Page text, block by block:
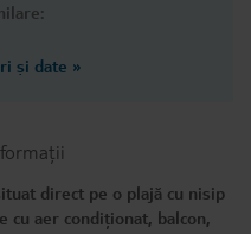
și date »
direct pe o plajă cu nisip
cu aer condiționat, balcon,